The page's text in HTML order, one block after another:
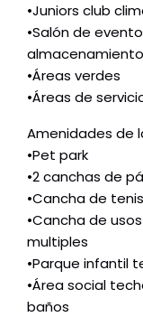
•Juniors club
•Salón de
almacenamiento
•Áreas verdes
•Áreas de
Amenidades de
•Pet park
•2 canchas de
•Cancha de tenis
•Cancha de usos
multiples
•Parque infantil
•Área social
baños